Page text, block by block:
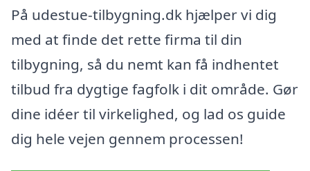
På udestue-tilbygning.dk hjælper vi dig
med at finde det rette firma til din
tilbygning, så du nemt kan få indhentet
tilbud fra dygtige fagfolk i dit område. Gør
dine idéer til virkelighed, og lad os guide
dig hele vejen gennem processen!